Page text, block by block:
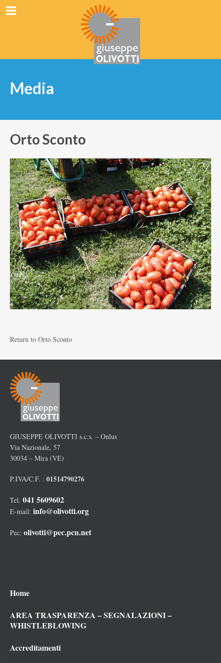
Media
Orto Sconto
Return to Orto Sconto
GIUSEPPE OLIVOTTI s.c.s. – Onlus
Via Nazionale, 57
30034 – Mira (VE)
P.IVA/C.F. : 01514790276
Tel. 041 5609602
E-mail: info@olivotti.org
Pec: olivotti@pec.pcn.net
Home
AREA TRASPARENZA – SEGNALAZIONI –
WHISTLEBLOWING
Accreditamenti